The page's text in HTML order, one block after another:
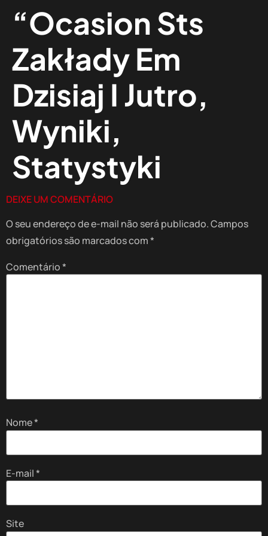
“Ocasion Sts
Zakłady Em
Dzisiaj I Jutro,
Wyniki,
Statystyki
DEIXE UM COMENTÁRIO
O seu endereço de e-mail não será publicado.Campos
obrigatórios são marcados com*
Comentário*
Nome*
E-mail*
Site